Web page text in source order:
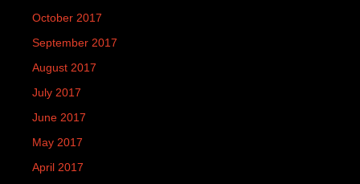
October 2017
September 2017
August 2017
July 2017
June 2017
May 2017
April 2017